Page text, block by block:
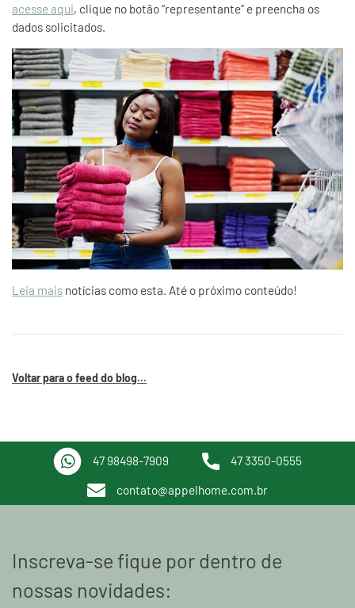
acesse aqui, clique no botão “representante” e preencha os
dados solicitados.
Leia mais notícias como esta. Até o próximo conteúdo!
Voltar para o feed do blog...
47 98498-7909 47 3350-0555
contato@appelhome.com.br
Inscreva-se fique por dentro de
nossas novidades: